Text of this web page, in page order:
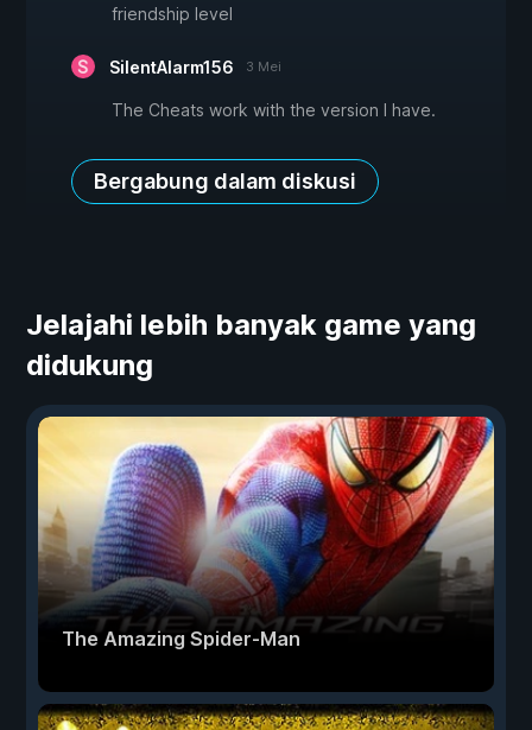
friendship level
SilentAlarm156 3 Mei
The Cheats work with the version I have.
Bergabung dalam diskusi
Jelajahi lebih banyak game yang
didukung
The Amazing Spider-Man